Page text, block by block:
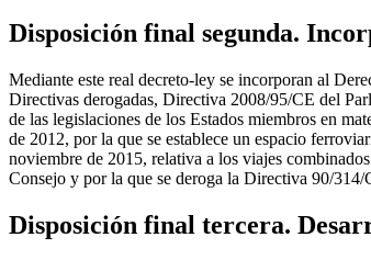
Disposición final segunda.
Mediante este real decreto-ley se incorporan al
Directivas derogadas, Directiva 2008/95/CE del
de las legislaciones de los Estados miembros en
de 2012, por la que se establece un espacio
noviembre de 2015, relativa a los viajes
Consejo y por la que se deroga la Directiva 90/314/
Disposición final tercera.